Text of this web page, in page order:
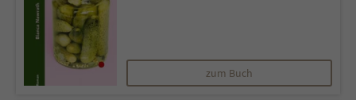
zum Buch